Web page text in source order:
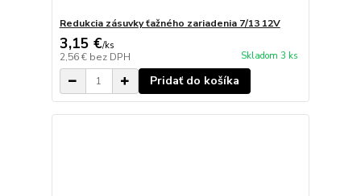
Redukcia zásuvky ťažného zariadenia 7/13 12V
3,15 €/ks
2,56 € bez DPH Skladom 3 ks
Pridať do košíka